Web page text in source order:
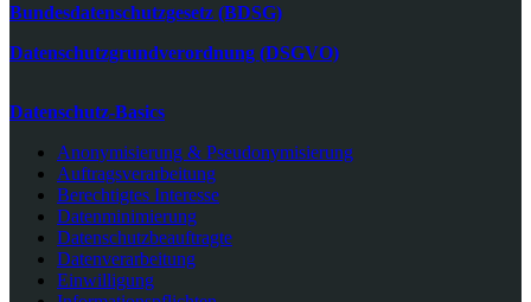
Bundesdatenschutzgesetz (BDSG)
Datenschutzgrundverordnung (DSGVO)
Datenschutz-Basics
Anonymisierung & Pseudonymisierung
Auftragsverarbeitung
Berechtigtes Interesse
Datenminimierung
Datenschutzbeauftragte
Datenverarbeitung
Einwilligung